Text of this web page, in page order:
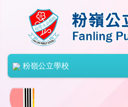
粉嶺公立學校